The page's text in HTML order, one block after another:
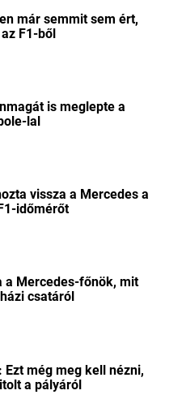
már semmit sem ért,
F1-ből
is meglepte a
lal
vissza a Mercedes a
időmérőt
a Mercedes-főnök, mit
csatáról
Ezt még meg kell nézni,
a pályáról